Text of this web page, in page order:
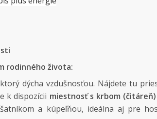
rodinného života:
dýcha vzdušnosťou. Nájdete tu
k dispozícii miestnosť s krbom (čitáreň)
a kúpeľňou, ideálna aj pre